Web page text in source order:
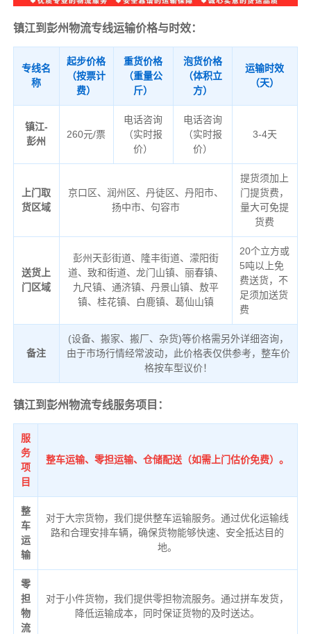
镇江到彭州物流专线运输价格与时效：
专线名
称
起步价格
（按票计
费）
重货价格
（重量公
斤）
泡货价格
（体积立
方）
运输时效
（天）
镇江-
彭州
260元/票
电话咨询
（实时报
价）
电话咨询
（实时报
价）
3-4天
上门取
货区域
京口区、润州区、丹徒区、丹阳市、
扬中市、句容市
提货须加上
门提货费，
量大可免提
货费
送货上
门区域
彭州天彭街道、隆丰街道、濛阳街
道、致和街道、龙门山镇、丽春镇、
九尺镇、通济镇、丹景山镇、敖平
镇、桂花镇、白鹿镇、葛仙山镇
20个立方或
5吨以上免
费送货，不
足须加送货
费
备注
(设备、搬家、搬厂、杂货)等价格需另外详细咨询，
由于市场行情经常波动，此价格表仅供参考，整车价
格按车型议价！
镇江到彭州物流专线服务项目：
服
务
项
目
整车运输、零担运输、仓储配送（如需上门估价免费）。
整
车
运
输
对于大宗货物，我们提供整车运输服务。通过优化运输线
路和合理安排车辆，确保货物能够快速、安全抵达目的
地。
零
担
物
流
对于小件货物，我们提供零担物流服务。通过拼车发货，
降低运输成本，同时保证货物的及时送达。